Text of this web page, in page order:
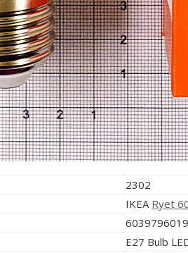
2302
IKEA Ryet
E27 Bulb